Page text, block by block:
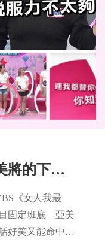
【中醫減重】藝人亞美將的下半身纖細計畫！大腿縫～我來悠^o^y(上篇)
《女人我最
固定班底—亞美
好笑又能命中核